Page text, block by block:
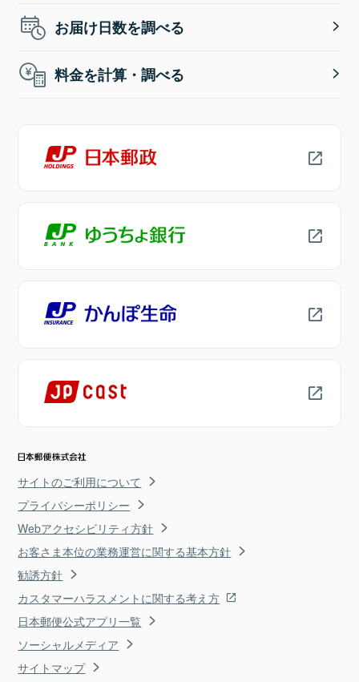
お届け日数を調べる
料金を計算・調べる
サイトのご利用について
プライバシーポリシー
Webアクセシビリティ方針
お客さま本位の業務運営に関する基本方針
勧誘方針
カスタマーハラスメントに関する考え方
日本郵便公式アプリ一覧
ソーシャルメディア
サイトマップ